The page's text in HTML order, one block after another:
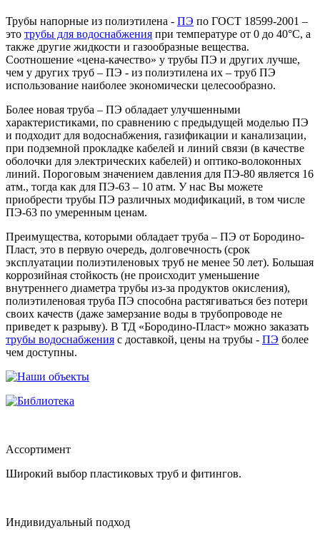
Трубы напорные из полиэтилена - ПЭ по ГОСТ 18599-2001 –
это трубы для водоснабжения при температуре от 0 до 40°С, а
также другие жидкости и газообразные вещества.
Соотношение «цена-качество» у трубы ПЭ и других лучше,
чем у других труб – ПЭ - из полиэтилена их – труб ПЭ
использование наиболее экономически целесообразно.
Более новая труба – ПЭ обладает улучшенными
характеристиками, по сравнению с предыдущей моделью ПЭ
и подходит для водоснабжения, газификации и канализации,
при подземной прокладке кабелей и линий связи (в качестве
оболочки для электрических кабелей) и оптико-волоконных
линий. Пороговым значением давления для ПЭ-80 является 16
атм., тогда как для ПЭ-63 – 10 атм. У нас Вы можете
приобрести трубы ПЭ различных модификаций, в том числе
ПЭ-63 по умеренным ценам.
Преимущества, которыми обладает труба – ПЭ от Бородино-
Пласт, это в первую очередь, долговечность (срок
эксплуатации полиэтиленовых труб не менее 50 лет). Большая
коррозийная стойкость (не происходит уменьшение
внутреннего диаметра трубы из-за продуктов окисления),
полиэтиленовая труба ПЭ способна растягиваться без потери
своих качеств (даже замерзание воды в трубопроводе не
приведет к разрыву). В ТД «Бородино-Пласт» можно заказать
трубы водоснабжения с доставкой, цены на трубы - ПЭ более
чем доступны.
Ассортимент
Широкий выбор пластиковых труб и фитингов.
Индивидуальный подход